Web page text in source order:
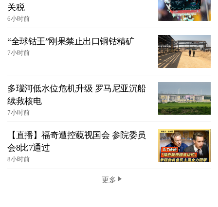
关税
6小时前
“全球钴王”刚果禁止出口铜钴精矿
7小时前
多瑙河低水位危机升级 罗马尼亚沉船
续救核电
7小时前
【直播】福奇遭控藐视国会 参院委员
会8比7通过
8小时前
更多